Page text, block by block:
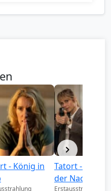
- König in
Tatort - Könige
der Nacht
Erstausstrahlung